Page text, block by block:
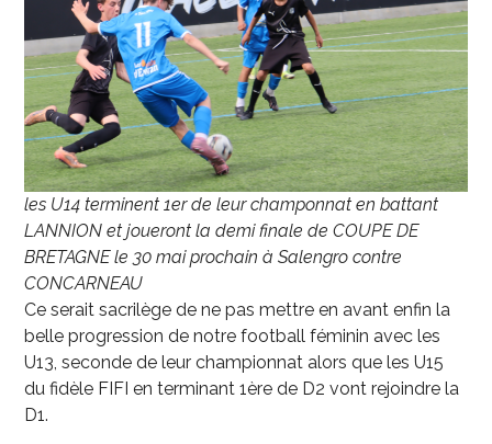
les U14 terminent 1er de leur champonnat en battant
LANNION et joueront la demi finale de COUPE DE
BRETAGNE le 30 mai prochain à Salengro contre
CONCARNEAU
Ce serait sacrilège de ne pas mettre en avant enfin la
belle progression de notre football féminin avec les
U13, seconde de leur championnat alors que les U15
du fidèle FIFI en terminant 1ère de D2 vont rejoindre la
D1.